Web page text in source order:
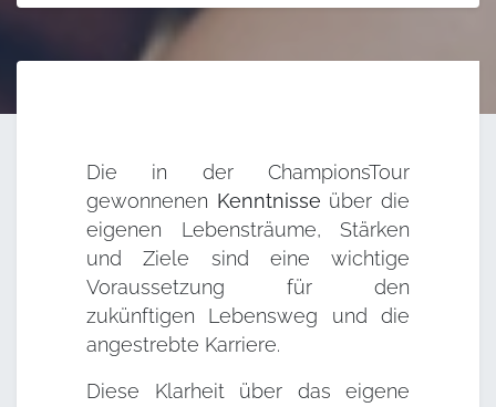
Die in der ChampionsTour
gewonnenen Kenntnisse über die
eigenen Lebensträume, Stärken
und Ziele sind eine wichtige
Voraussetzung für den
zukünftigen Lebensweg und die
angestrebte Karriere.
Diese Klarheit über das eigene